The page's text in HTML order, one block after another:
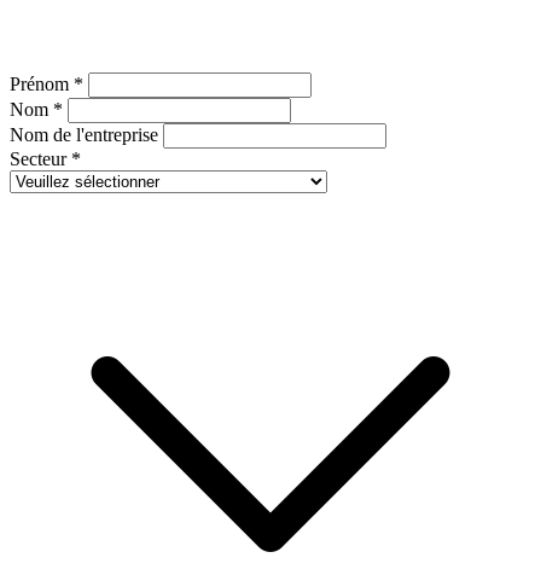
Prénom *
Nom *
Nom de l'entreprise
Secteur *